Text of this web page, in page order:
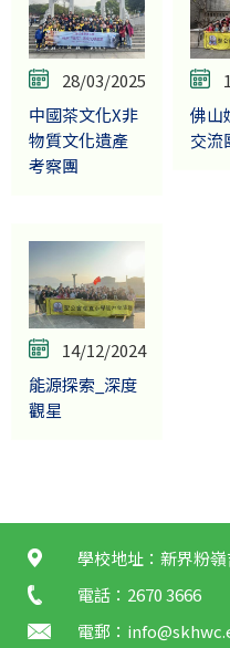
28/03/2025
中國茶文化X非
物質文化遺產
考察團
佛山
交流
14/12/2024
能源探索_深度
觀星
學校地址：新界粉
電話：2670 3666
電郵：